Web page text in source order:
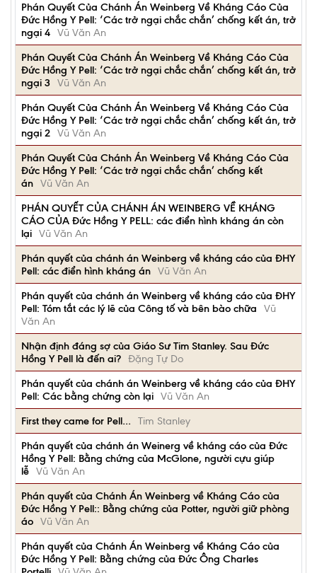
Phán Quyết Của Chánh Án Weinberg Về Kháng Cáo Của
Đức Hồng Y Pell: ‘Các trở ngại chắc chắn’ chống kết án, trở
ngại 4 Vũ Văn An
Phán Quyết Của Chánh Án Weinberg Về Kháng Cáo Của
Đức Hồng Y Pell: ‘Các trở ngại chắc chắn’ chống kết án, trở
ngại 3 Vũ Văn An
Phán Quyết Của Chánh Án Weinberg Về Kháng Cáo Của
Đức Hồng Y Pell: ‘Các trở ngại chắc chắn’ chống kết án, trở
ngại 2 Vũ Văn An
Phán Quyết Của Chánh Án Weinberg Về Kháng Cáo Của
Đức Hồng Y Pell: ‘Các trở ngại chắc chắn’ chống kết
án Vũ Văn An
PHÁN QUYẾT CỦA CHÁNH ÁN WEINBERG VỀ KHÁNG
CÁO CỦA Đức Hồng Y PELL: các điển hình kháng án còn
lại Vũ Văn An
Phán quyết của chánh án Weinberg về kháng cáo của ĐHY
Pell: các điển hình kháng án Vũ Văn An
Phán quyết của chánh án Weinberg về kháng cáo của ĐHY
Pell: Tóm tắt các lý lẽ của Công tố và bên bào chữa
Vũ
Văn An
Nhận định đáng sợ của Giáo Sư Tim Stanley. Sau Đức
Hồng Y Pell là đến ai? Đặng Tự Do
Phán quyết của chánh án Weinberg về kháng cáo của ĐHY
Pell: Các bằng chứng còn lại Vũ Văn An
First they came for Pell…
Tim Stanley
Phán quyết của chánh án Weinerg về kháng cáo của Đức
Hồng Y Pell: Bằng chứng của McGlone, người cựu giúp
lễ Vũ Văn An
Phán quyết của Chánh Án Weinberg về Kháng Cáo của
Đức Hồng Y Pell:: Bằng chứng của Potter, người giữ phòng
áo Vũ Văn An
Phán quyết của Chánh Án Weinberg về Kháng Cáo của
Đức Hồng Y Pell: Bằng chứng của Đức Ông Charles